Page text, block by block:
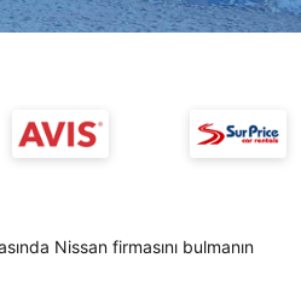
Nissan firmasını bulmanın